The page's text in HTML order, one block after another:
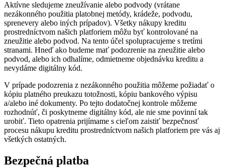
Aktívne sledujeme zneužívanie alebo podvody (vrátane
nezákonného použitia platobnej metódy, krádeže, podvodu,
sprenevery alebo iných prípadov). Všetky nákupy kreditu
prostredníctvom našich platforiem môžu byť kontrolované na
zneužitie alebo podvod. Na tento účel spolupracujeme s tretími
stranami. Hneď ako budeme mať podozrenie na zneužitie alebo
podvod, alebo ich odhalíme, odmietneme objednávku kreditu a
nevydáme digitálny kód.
V prípade podozrenia z nezákonného použitia môžeme požiadať o
kópiu platného preukazu totožnosti, kópiu bankového výpisu
a/alebo iné dokumenty. Po tejto dodatočnej kontrole môžeme
rozhodnúť, či poskytneme digitálny kód, ale nie sme povinní tak
urobiť. Tieto opatrenia prijímame s cieľom zaistiť bezpečnosť
procesu nákupu kreditu prostredníctvom našich platforiem pre vás aj
všetkých ostatných.
Bezpečná platba